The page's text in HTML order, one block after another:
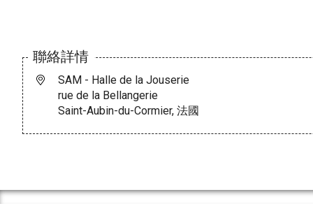
聯絡詳情
SAM - Halle de la Jouserie
rue de la Bellangerie
Saint-Aubin-du-Cormier, 法國